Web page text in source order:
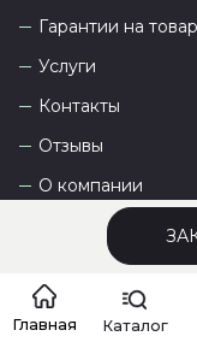
Гарантии на товар
Услуги
Контакты
Отзывы
О компании
Главная Каталог